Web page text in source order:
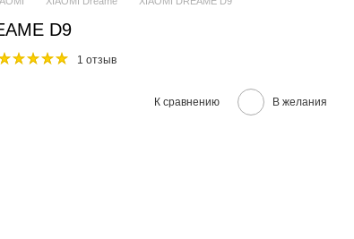
D9
1 отзыв
К сравнению В желания